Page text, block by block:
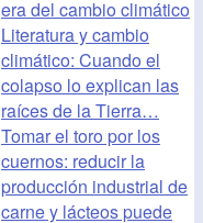
era del cambio climático
Literatura y cambio
climático: Cuando el
colapso lo explican las
raíces de la Tierra…
Tomar el toro por los
cuernos: reducir la
producción industrial de
carne y lácteos puede